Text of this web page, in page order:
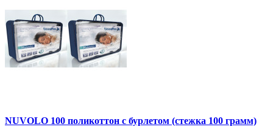
NUVOLO 100 поликоттон с бурлетом (стежка 100 грамм)